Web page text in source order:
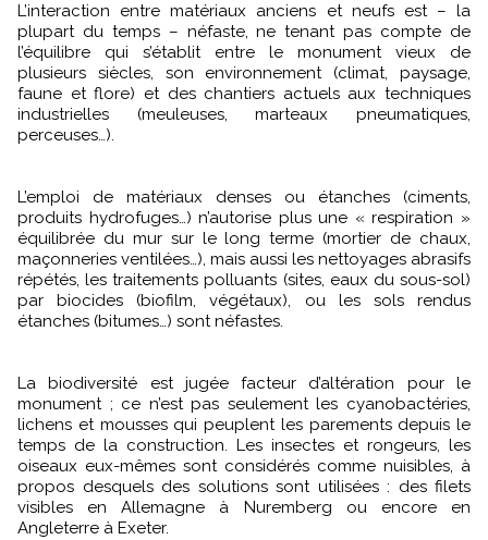
L’interaction entre matériaux anciens et neufs est – la
plupart du temps – néfaste, ne tenant pas compte de
l’équilibre qui s’établit entre le monument vieux de
plusieurs siècles, son environnement (climat, paysage,
faune et flore) et des chantiers actuels aux techniques
industrielles (meuleuses, marteaux pneumatiques,
perceuses…).
L’emploi de matériaux denses ou étanches (ciments,
produits hydrofuges…) n’autorise plus une « respiration »
équilibrée du mur sur le long terme (mortier de chaux,
maçonneries ventilées…), mais aussi les nettoyages abrasifs
répétés, les traitements polluants (sites, eaux du sous-sol)
par biocides (biofilm, végétaux), ou les sols rendus
étanches (bitumes…) sont néfastes.
La biodiversité est jugée facteur d’altération pour le
monument ; ce n’est pas seulement les cyanobactéries,
lichens et mousses qui peuplent les parements depuis le
temps de la construction. Les insectes et rongeurs, les
oiseaux eux-mêmes sont considérés comme nuisibles, à
propos desquels des solutions sont utilisées : des filets
visibles en Allemagne à Nuremberg ou encore en
Angleterre à Exeter.